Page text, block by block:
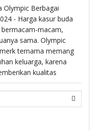
Olympic Berbagai
- Harga kasur buda
macam,
sama. Olympic
ternama memang
keluarga, karena
kualitas